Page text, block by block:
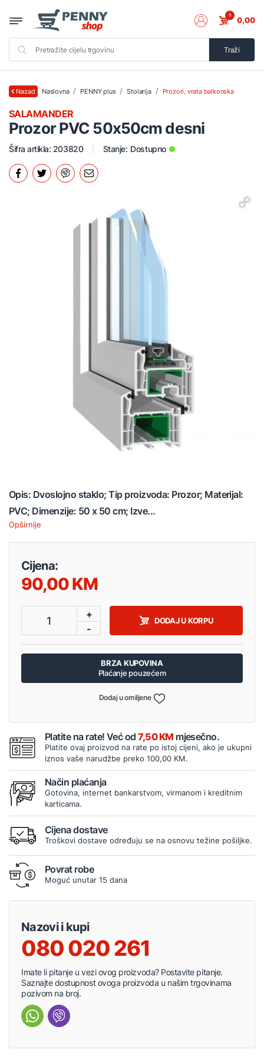
Traži
0 0,00
Nazad Naslovna PENNY plus Stolarija Prozori, vrata balkonska
Prozor PVC 50x50cm desni
SALAMANDER
Šifra artikla: 203820 Stanje: Dostupno
Opis: Dvoslojno staklo; Tip proizvoda: Prozor; Materijal:
PVC; Dimenzije: 50 x 50 cm; Izve...
Opširnije
Cijena:
90,00
1
+
-
DODAJ U KORPU
BRZA KUPOVINA
Plaćanje pouzećem
Dodaj u omiljene
Platite na rate! Već od7,50 KM mjesečno.
Platite ovaj proizvod na rate po istoj cijeni, ako je ukupni
iznos vaše narudžbe preko 100,00 KM.
Način plaćanja
Gotovina, internet bankarstvom, virmanom i kreditnim
karticama.
Cijena dostave
Troškovi dostave određuju se na osnovu težine pošiljke.
Povrat robe
Moguć unutar 15 dana
Nazovi i kupi
080 020 261
Imate li pitanje u vezi ovog proizvoda? Postavite pitanje.
Saznajte dostupnost ovoga proizvoda u našim trgovinama
pozivom na broj.